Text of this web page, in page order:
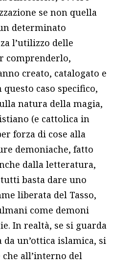
se non quella
determinato
l’utilizzo delle
comprenderlo,
creato, catalogato e
caso specifico,
natura della magia,
(e cattolica in
forza di cose alla
demoniache, fatto
dalla letteratura,
basta dare uno
liberata del Tasso,
come demoni
In realtà, se si guarda
un’ottica islamica, si
all’interno del